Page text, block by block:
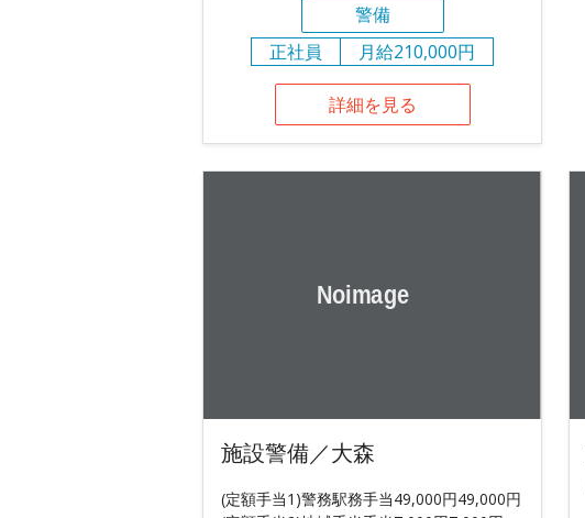
警備
正社員
月給210,000円
詳細を見る
施設警備／大森
(定額手当1)警務駅務手当49,000円49,000円